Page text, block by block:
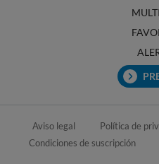
Aviso legal Política de
Condiciones de suscripción